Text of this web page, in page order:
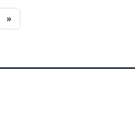
»